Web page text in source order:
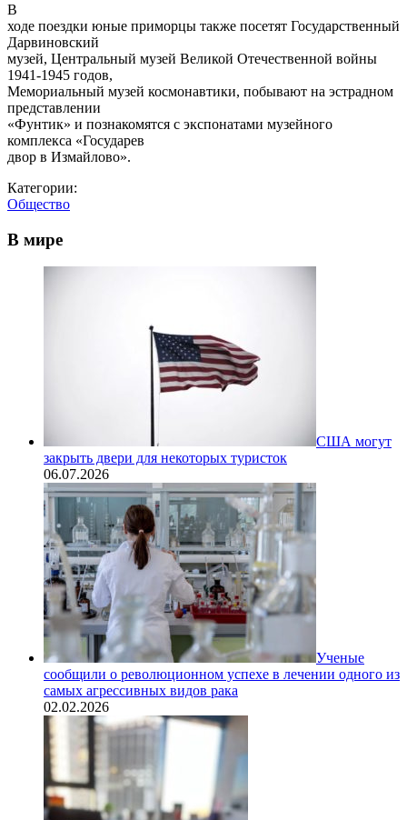
В
ходе поездки юные приморцы также посетят Государственный
Дарвиновский
музей, Центральный музей Великой Отечественной войны
1941-1945 годов,
Мемориальный музей космонавтики, побывают на эстрадном
представлении
«Фунтик» и познакомятся с экспонатами музейного
комплекса «Государев
двор в Измайлово».
Категории:
Общество
В мире
США могут
закрыть двери для некоторых туристок
06.07.2026
Ученые
сообщили о революционном успехе в лечении одного из
самых агрессивных видов рака
02.02.2026